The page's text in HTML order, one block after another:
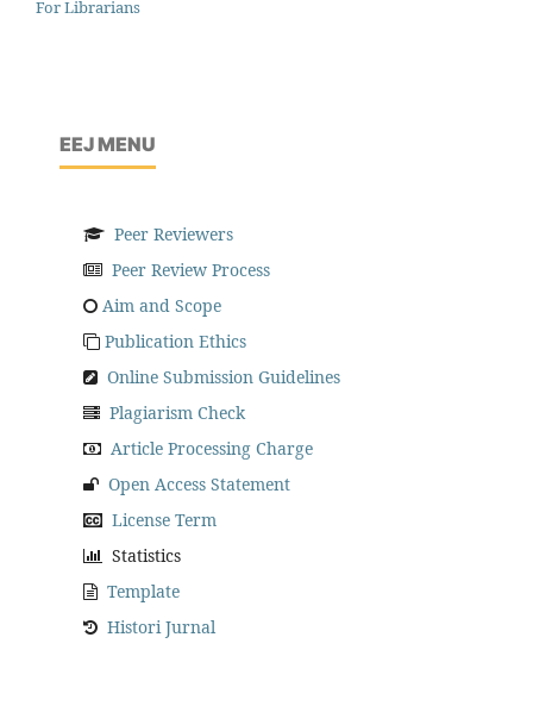
For Librarians
EEJ MENU
Peer Reviewers
Peer Review Process
Aim and Scope
Publication Ethics
Online Submission Guidelines
Plagiarism Check
Article Processing Charge
Open Access Statement
License Term
Statistics
Template
Histori Jurnal